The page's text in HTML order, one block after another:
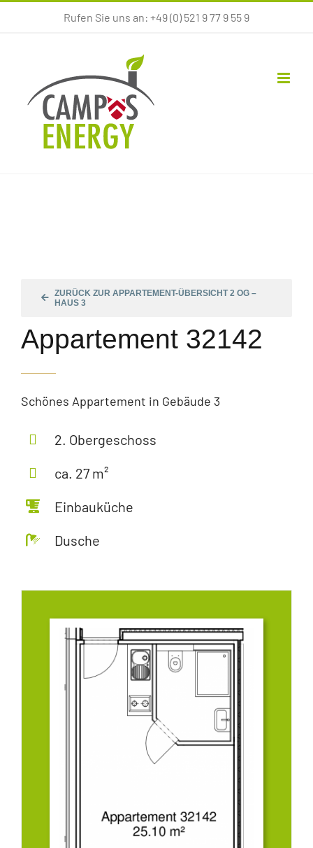
Rufen Sie uns an: +49 (0) 521 9 77 9 55 9
ZURÜCK ZUR APPARTEMENT-ÜBERSICHT 2 OG –
HAUS 3
Appartement 32142
Schönes Appartement in Gebäude 3
2. Obergeschoss
ca. 27 m²
Einbauküche
Dusche